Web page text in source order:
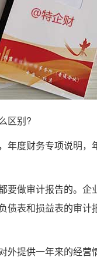
区别?
财务专项说明，
审计报告的。企
表和损益表的审
供一年来的经营